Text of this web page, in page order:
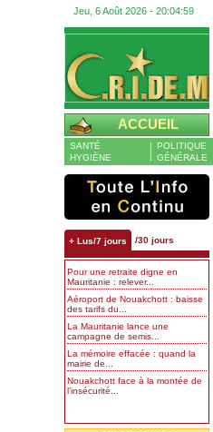
Jeu, 6 Août 2026 - 20:05:00
ACCUEIL
SANTÉ
HYGIÈNE
POLITIQUE
GÉNÉRALE
+ Lus/7 jours /30 jours
Pour une retraite digne en
Mauritanie : relever...
Aéroport de Nouakchott : baisse
des tarifs du...
La Mauritanie lance une
campagne de semis...
La mémoire effacée : quand la
mairie de...
Nouakchott face à la montée de
l’insécurité...